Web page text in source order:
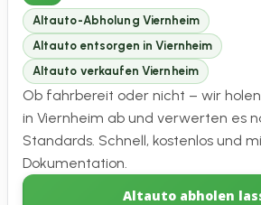
Altauto-Abholung Viernheim
Altauto entsorgen in Viernheim
Altauto verkaufen Viernheim
Ob fahrbereit oder nicht – wir
in Viernheim ab und verwerten es
Standards. Schnell, kostenlos und
Dokumentation.
Altauto abholen